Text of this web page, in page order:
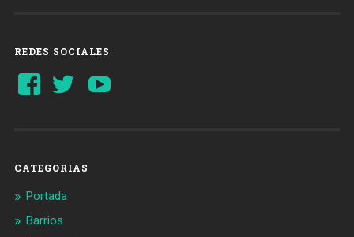
REDES SOCIALES
Ver
perfil
Ver
perfil
CATEGORIAS
Portada
Barrios